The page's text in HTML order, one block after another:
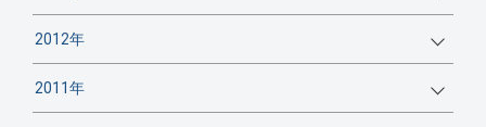
2012年
2011年